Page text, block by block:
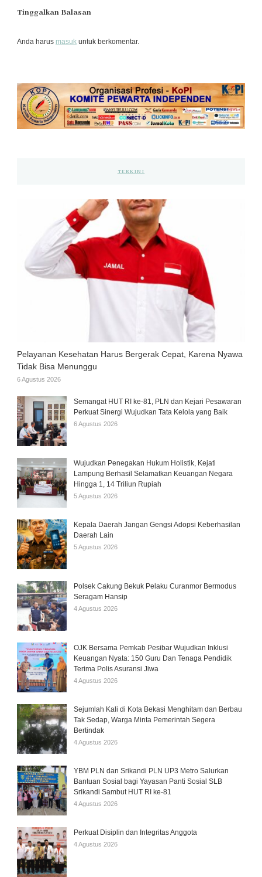
Tinggalkan Balasan
Anda harus masuk untuk berkomentar.
TERKINI
Pelayanan Kesehatan Harus Bergerak Cepat, Karena Nyawa
Tidak Bisa Menunggu
6 Agustus 2026
Semangat HUT RI ke-81, PLN dan Kejari Pesawaran
Perkuat Sinergi Wujudkan Tata Kelola yang Baik
6 Agustus 2026
Wujudkan Penegakan Hukum Holistik, Kejati
Lampung Berhasil Selamatkan Keuangan Negara
Hingga 1, 14 Triliun Rupiah
5 Agustus 2026
Kepala Daerah Jangan Gengsi Adopsi Keberhasilan
Daerah Lain
5 Agustus 2026
Polsek Cakung Bekuk Pelaku Curanmor Bermodus
Seragam Hansip
4 Agustus 2026
OJK Bersama Pemkab Pesibar Wujudkan Inklusi
Keuangan Nyata: 150 Guru Dan Tenaga Pendidik
Terima Polis Asuransi Jiwa
4 Agustus 2026
Sejumlah Kali di Kota Bekasi Menghitam dan Berbau
Tak Sedap, Warga Minta Pemerintah Segera
Bertindak
4 Agustus 2026
YBM PLN dan Srikandi PLN UP3 Metro Salurkan
Bantuan Sosial bagi Yayasan Panti Sosial SLB
Srikandi Sambut HUT RI ke-81
4 Agustus 2026
Perkuat Disiplin dan Integritas Anggota
4 Agustus 2026